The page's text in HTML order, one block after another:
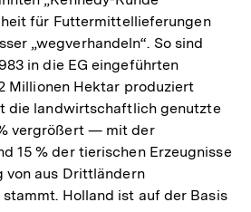
für Futtermittellieferungen
„wegverhandeln“. So sind
in die EG eingeführten
Millionen Hektar produziert
die landwirtschaftlich genutzte
vergrößert — mit der
15 % der tierischen Erzeugnisse
von aus Drittländern
Holland ist auf der Basis